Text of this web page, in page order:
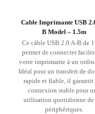
Cable Imprimante USB
B Model – 1.5m
Ce câble USB 2.0 A-B de
permet de connecter
votre imprimante à un
Idéal pour un transfert de
rapide et fiable, il garantit
connexion stable pour
utilisation quotidienne de
périphériques.